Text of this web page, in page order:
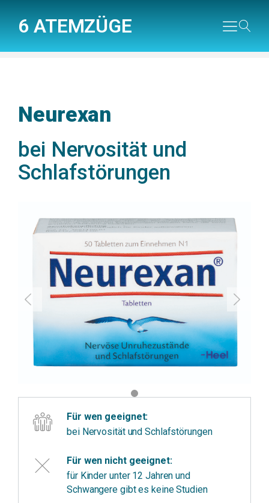
6 ATEMZÜGE
Neurexan
bei Nervosität und
Schlafstörungen
Für wen geeignet:
bei Nervosität und Schlafstörungen
Für wen nicht geeignet:
für Kinder unter 12 Jahren und
Schwangere gibt es keine Studien